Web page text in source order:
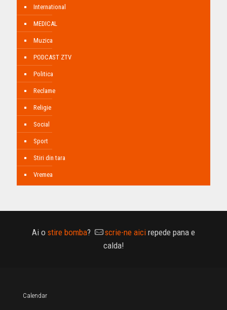
International
MEDICAL
Muzica
PODCAST ZTV
Politica
Reclame
Religie
Social
Sport
Stiri din tara
Vremea
Ai o stire bomba? scrie-ne aici repede pana e
calda!
Calendar